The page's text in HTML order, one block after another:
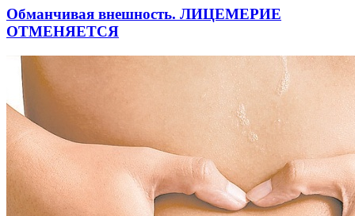
Обманчивая внешность. ЛИЦЕМЕРИЕ
ОТМЕНЯЕТСЯ